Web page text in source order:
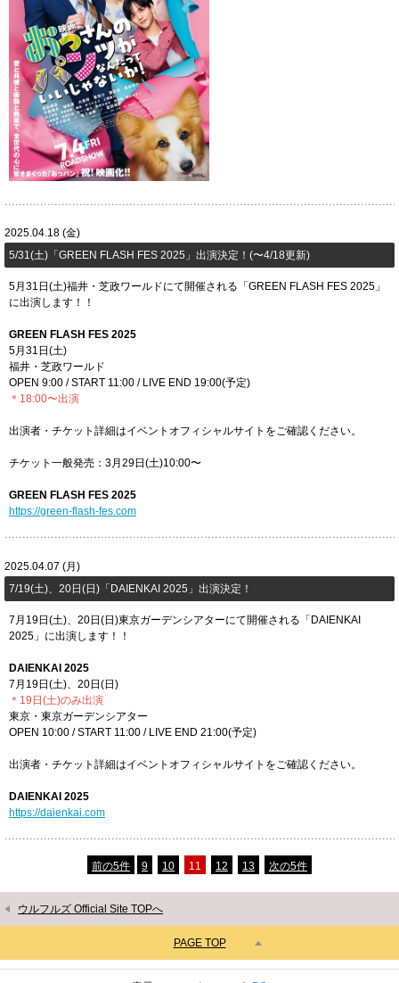
2025.04.18 (金)
5/31(土)「​GREEN FLASH FES 2025」出演決定！(〜4/18更新)
5月31日(土)福井・芝政ワールドにて開催される「GREEN FLASH FES 2025」
に出演します！！
GREEN FLASH FES 2025
5月31日(土)
福井・芝政ワールド
OPEN 9:00 / START 11:00 / LIVE END 19:00(予定)
＊18:00〜出演
出演者・チケット詳細はイベントオフィシャルサイトをご確認ください。
チケット一般発売：3月29日(土)10:00〜
GREEN FLASH FES 2025
https://green-flash-fes.com
2025.04.07 (月)
7/19(土)、20日(日)「​DAIENKAI 2025」出演決定！
7月19日(土)、20日(日)東京ガーデンシアターにて開催される「DAIENKAI
2025」に出演します！！
DAIENKAI 2025
7月19日(土)、20日(日)
＊19日(土)のみ出演
東京・東京ガーデンシアター
OPEN 10:00 / START 11:00 / LIVE END 21:00(予定)
出演者・チケット詳細はイベントオフィシャルサイトをご確認ください。
DAIENKAI 2025
https://daienkai.com
前の5件 9 10 11 12 13 次の5件
ウルフルズ Official Site TOPへ
PAGE TOP